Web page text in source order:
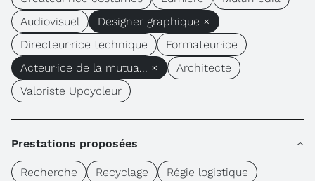
Audiovisuel
Designer graphique ×
Directeur·rice technique
Formateur·ice
Acteur·ice de la mutua... ×
Architecte
Valoriste Upcycleur
Prestations proposées
Recherche Recyclage
Régie logistique